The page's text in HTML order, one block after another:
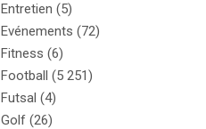
Entretien (5)
Evénements (72)
Fitness (6)
Football (5 251)
Futsal (4)
Golf (26)